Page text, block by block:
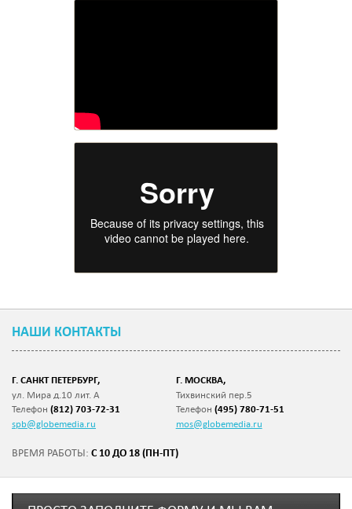
НАШИ КОНТАКТЫ
Г. САНКТ ПЕТЕРБУРГ,
ул. Мира д.10 лит. А
Телефон (812) 703-72-31
spb@globemedia.ru
Г. МОСКВА,
Тихвинский пер.5
Телефон (495) 780-71-51
mos@globemedia.ru
ВРЕМЯ РАБОТЫ: С 10 ДО 18 (ПН-ПТ)